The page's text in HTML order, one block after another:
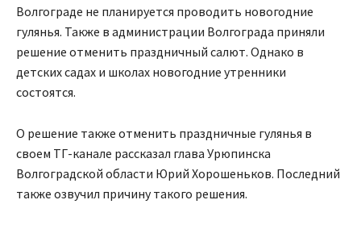
Волгограде не планируется проводить новогодние
гулянья. Также в администрации Волгограда приняли
решение отменить праздничный салют. Однако в
детских садах и школах новогодние утренники
состоятся.
О решение также отменить праздничные гулянья в
своем ТГ-канале рассказал глава Урюпинска
Волгоградской области Юрий Хорошеньков. Последний
также озвучил причину такого решения.